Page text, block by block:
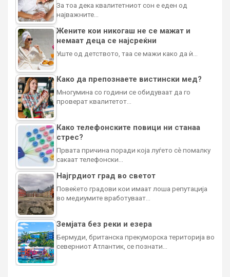
За тоа дека квалитетниот сон е еден од
најважните…
Жените кои никогаш не се мажат и
немаат деца се најсреќни
Уште од детството, таа се мажи како да ѝ…
Како да препознаете вистински мед?
Многумина со години се обидуваат да го
проверат квалитетот…
Како телефонските повици ни станаа
стрес?
Првата причина поради која луѓето сè помалку
сакаат телефонски…
Најгрдиот град во светот
Повеќето градови кои имаат лоша репутација
во медиумите вработуваат…
Земјата без реки и езера
Бермуди, британска прекуморска територија во
северниот Атлантик, се познати…